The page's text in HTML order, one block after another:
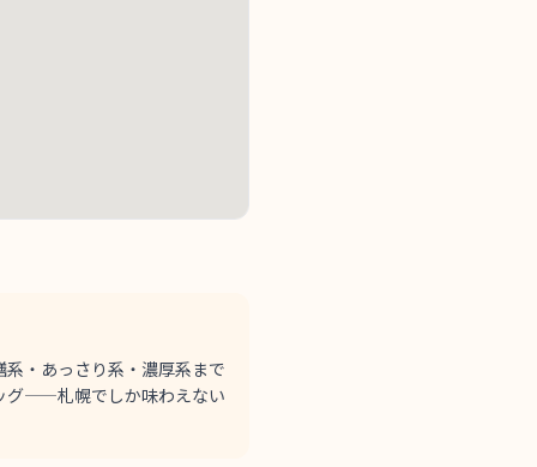
・あっさり系・濃厚系まで
グ——札幌でしか味わえない